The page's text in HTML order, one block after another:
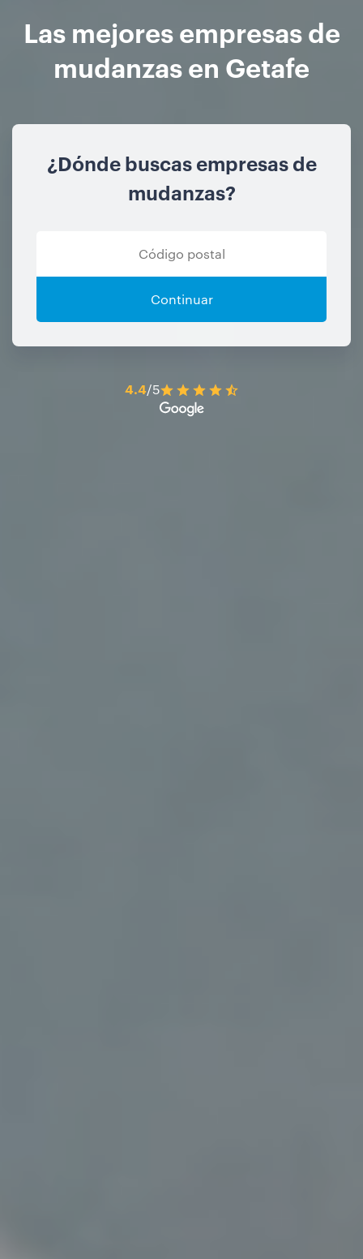
Las mejores empresas de
mudanzas en Getafe
¿Dónde buscas empresas de
mudanzas?
Continuar
4.4/5